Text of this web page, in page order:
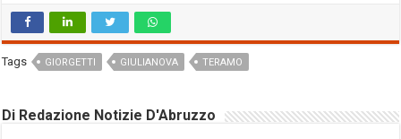
Tags GIORGETTI GIULIANOVA TERAMO
Di Redazione Notizie D'Abruzzo